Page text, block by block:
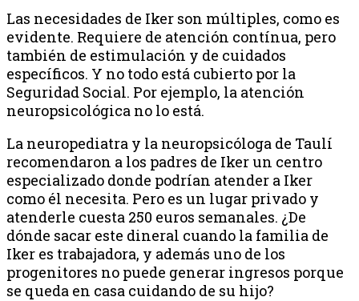
Las necesidades de Iker son múltiples, como es
evidente. Requiere de atención contínua, pero
también de estimulación y de cuidados
específicos. Y no todo está cubierto por la
Seguridad Social. Por ejemplo, la atención
neuropsicológica no lo está.
La neuropediatra y la neuropsicóloga de Taulí
recomendaron a los padres de Iker un centro
especializado donde podrían atender a Iker
como él necesita. Pero es un lugar privado y
atenderle cuesta 250 euros semanales. ¿De
dónde sacar este dineral cuando la familia de
Iker es trabajadora, y además uno de los
progenitores no puede generar ingresos porque
se queda en casa cuidando de su hijo?